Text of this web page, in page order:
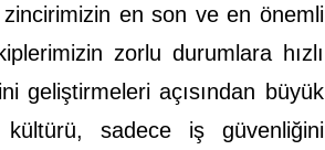
en son ve en önemli
zorlu durumlara hızlı
geliştirmeleri açısından büyük
sadece iş güvenliğini